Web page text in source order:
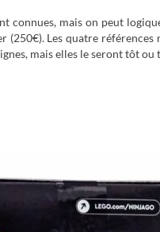
connues, mais on peut
(250€). Les quatre références
mais elles le seront tôt ou